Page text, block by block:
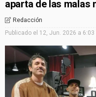
aparta de las malas
Redacción
Publicado el 12, Jun. 2026 a 6:03